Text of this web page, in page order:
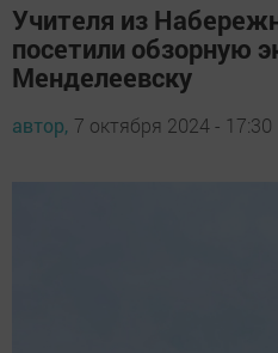
Учителя из
посетили обзорную
Менделеевску
автор, 7 октября 2024 - 17:30